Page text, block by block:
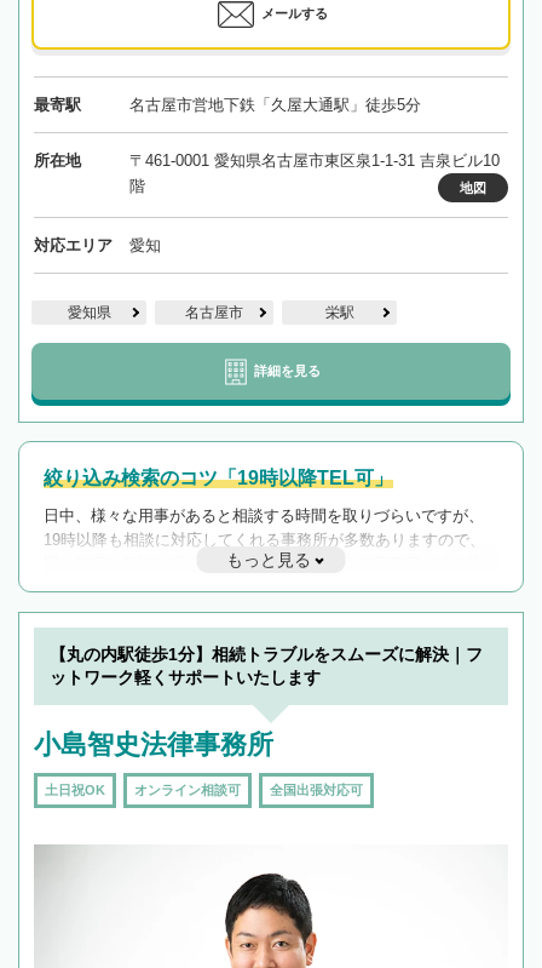
メールする
最寄駅 名古屋市営地下鉄「久屋大通駅」徒歩5分
所在地
〒461-0001 愛知県名古屋市東区泉1-1-31 吉泉ビル10
階
地図
対応エリア 愛知
愛知県 名古屋市 栄駅
詳細を見る
絞り込み検索のコツ「19時以降TEL可」
日中、様々な用事があると相談する時間を取りづらいですが、
19時以降も相談に対応してくれる事務所が多数ありますので、
遅い時間の相談が増えそうな場合はそのような事務所に絞り込
んで検索してみましょう。
19時以降TEL可の条件
を加えて再検索
もっと見る
【丸の内駅徒歩1分】相続トラブルをスムーズに解決｜フ
ットワーク軽くサポートいたします
小島智史法律事務所
土日祝OK オンライン相談可 全国出張対応可